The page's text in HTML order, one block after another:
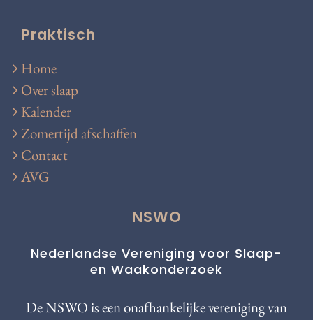
Praktisch
Home
Over slaap
Kalender
Zomertijd afschaffen
Contact
AVG
NSWO
Nederlandse Vereniging voor Slaap-
en Waakonderzoek
De NSWO is een onafhankelijke vereniging van